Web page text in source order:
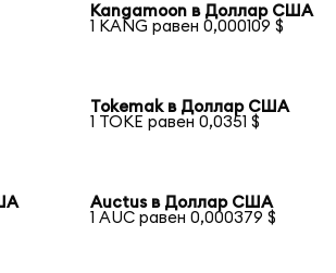
Kangamoon в Доллар США
1 KANG равен 0,000109 $
Tokemak в Доллар США
1 TOKE равен 0,0351 $
Auctus в Доллар США
1 AUC равен 0,000379 $